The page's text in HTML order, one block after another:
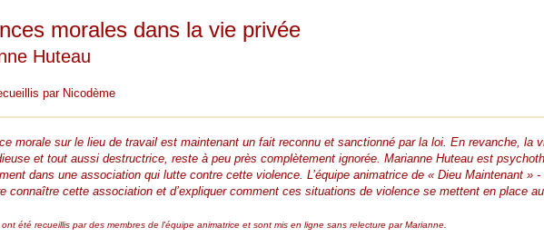
morales dans la vie privée
Huteau
par Nicodème
morale sur le lieu de travail est maintenant un fait reconnu et sanctionné par la loi. En revanche, la
et tout aussi destructrice, reste à peu près complètement ignorée. Marianne Huteau est
dans une association qui lutte contre cette violence. L’équipe animatrice de « Dieu Maintenant »
connaître cette association et d’expliquer comment ces situations de violence se mettent en place au
été recueillis par des membres de l'équipe animatrice et sont mis en ligne sans relecture par Marianne.